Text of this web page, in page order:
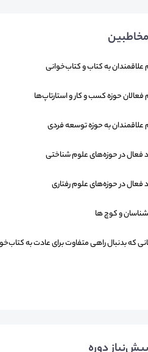
مخاطبین
علاقمندان به کتاب و کتاب‌خوانی
فعالان حوزه کسب و کار و استارتاپ‌ها
علاقمندان به حوزه توسعه فردی
فعال در حوزه‌های علوم شناختی
فعال در حوزه‌های علوم رفتاری
و کوچ ها
که بدنبال راهی متفاوت برای عادت به